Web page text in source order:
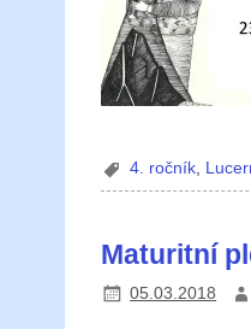
4. ročník,
Maturitní
05.03.2018